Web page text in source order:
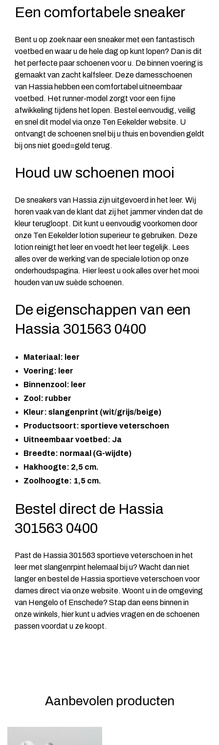
Een comfortabele sneaker
Bent u op zoek naar een sneaker met een fantastisch
voetbed en waar u de hele dag op kunt lopen? Dan is dit
het perfecte paar schoenen voor u. De binnen voering is
gemaakt van zacht kalfsleer. Deze damesschoenen
van Hassia hebben een comfortabel uitneembaar
voetbed. Het runner-model zorgt voor een fijne
afwikkeling tijdens het lopen. Bestel eenvoudig, veilig
en snel dit model via onze Ten Eekelder website. U
ontvangt de schoenen snel bij u thuis en bovendien geldt
bij ons niet goed=geld terug.
Houd uw schoenen mooi
De sneakers van Hassia zijn uitgevoerd in het leer. Wij
horen vaak van de klant dat zij het jammer vinden dat de
kleur terugloopt. Dit kunt u eenvoudig voorkomen door
onze Ten Eekelder lotion superieur te gebruiken. Deze
lotion reinigt het leer en voedt het leer tegelijk. Lees
alles over de werking van de speciale lotion op onze
onderhoudspagina. Hier leest u ook alles over het mooi
houden van uw suède schoenen.
De eigenschappen van een
Hassia 301563 0400
Materiaal: leer
Voering: leer
Binnenzool: leer
Zool: rubber
Kleur: slangenprint (wit/grijs/beige)
Productsoort: sportieve veterschoen
Uitneembaar voetbed: Ja
Breedte: normaal (G-wijdte)
Hakhoogte: 2,5 cm.
Zoolhoogte: 1,5 cm.
Bestel direct de Hassia
301563 0400
Past de Hassia 301563 sportieve veterschoen in het
leer met slangenrpint helemaal bij u? Wacht dan niet
langer en bestel de Hassia sportieve veterschoen voor
dames direct via onze website. Woont u in de omgeving
van Hengelo of Enschede? Stap dan eens binnen in
onze winkels, hier kunt u advies vragen en de schoenen
passen voordat u ze koopt.
Aanbevolen producten